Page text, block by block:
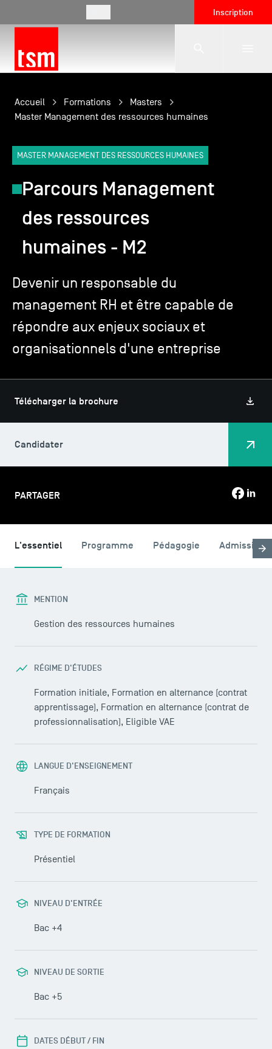
Inscription
L'école
Formations
Vie étudiante
Entreprises
TSM-Research
TSM Doctoral Programme
Alumni
PARTAGER
Accueil Formations
Masters
Master Management des ressources humaines
MASTER MANAGEMENT DES RESSOURCES HUMAINES
Parcours Management
des ressources
humaines - M2
Devenir un responsable du
management RH et être capable de
répondre aux enjeux sociaux et
organisationnels d'une entreprise
Télécharger la brochure
Candidater
L'essentiel Programme Pédagogie Admission
MENTION
Gestion des ressources humaines
RÉGIME D'ÉTUDES
Formation initiale, Formation en alternance (contrat
apprentissage), Formation en alternance (contrat de
professionnalisation), Eligible VAE
LANGUE D'ENSEIGNEMENT
Français
TYPE DE FORMATION
Présentiel
NIVEAU D'ENTRÉE
Bac +4
NIVEAU DE SORTIE
Bac +5
DATES DÉBUT / FIN